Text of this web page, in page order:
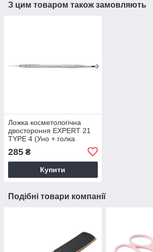
З цим товаром також замовляють
Ложка косметологічна
двостороння EXPERT 21
TYPE 4 (Уно + голка
285 ₴
Купити
Подібні товари компанії